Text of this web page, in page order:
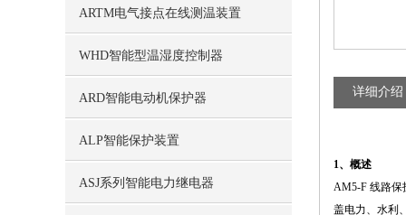
ARTM电气接点在线测温装置
WHD智能型温湿度控制器
ARD智能电动机保护器
ALP智能保护装置
ASJ系列智能电力继电器
详细介绍
1、概述
AM5-F 线路保
盖电力、水利